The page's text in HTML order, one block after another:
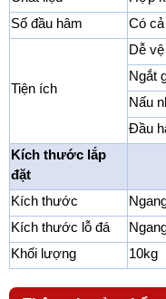
Số đầu hâm
Có
Tiện ích
Dễ
Ngắt
Nấu
Đầu
Kích thước lắp
đặt
Kích thước
Kích thước lỗ đá
Khối lượng
10kg